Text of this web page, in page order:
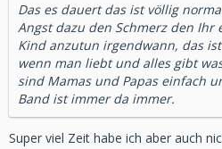
Das es dauert das ist völlig
Angst dazu den Schmerz den
Kind anzutun irgendwann, das
wenn man liebt und alles gibt
sind Mamas und Papas einfach
Band ist immer da immer.
Super viel Zeit habe ich aber auch